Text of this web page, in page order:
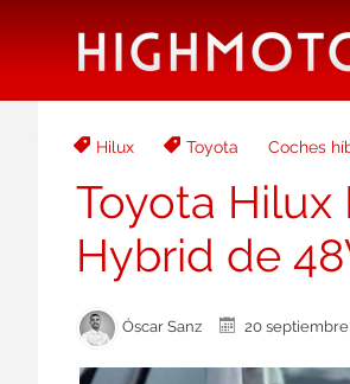
Hilux Toyota Coches
Toyota
Hybrid de
Óscar Sanz 20